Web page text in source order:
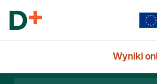
Wyniki